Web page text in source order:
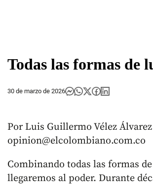
Todas las formas de
30 de marzo de 2026
Por Luis Guillermo Vélez
opinion@elcolombiano.com.co
Combinando todas las formas
llegaremos al poder. Durante